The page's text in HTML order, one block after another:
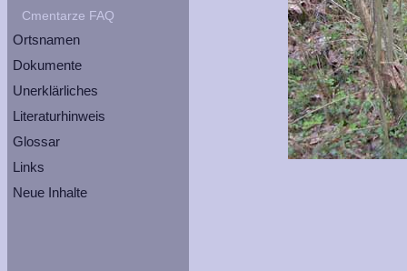
Cmentarze FAQ
Ortsnamen
Dokumente
Unerklärliches
Literaturhinweis
Glossar
Links
Neue Inhalte